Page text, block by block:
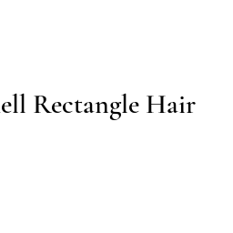
Rectangle Hair